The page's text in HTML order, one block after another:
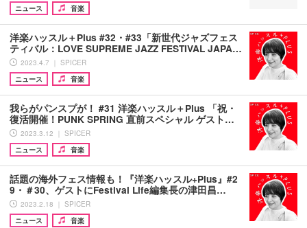
ニュース
音楽
洋楽ハッスル＋Plus #32・#33「新世代ジャズフェス
ティバル：LOVE SUPREME JAZZ FESTIVAL JAPA…
2023.4.7 ｜ SPICER
ニュース
音楽
我らがパンスプが！ #31 洋楽ハッスル＋Plus 「祝・
復活開催！PUNK SPRING 直前スペシャル ゲスト…
2023.3.12 ｜ SPICER
ニュース
音楽
話題の海外フェス情報も！『洋楽ハッスル+Plus』#2
9・＃30、ゲストにFestival Life編集長の津田昌…
2023.2.18 ｜ SPICER
ニュース
音楽